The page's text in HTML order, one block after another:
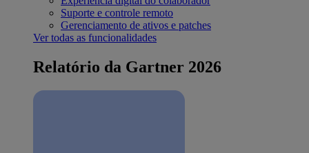
Suporte e controle remoto
Gerenciamento de ativos e patches
Ver todas as funcionalidades
Relatório da Gartner 2026